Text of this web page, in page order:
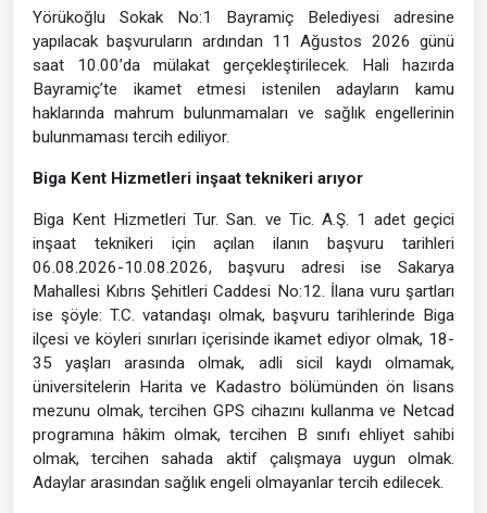
Yörükoğlu Sokak No:1 Bayramiç Belediyesi adresine
yapılacak başvuruların ardından 11 Ağustos 2026 günü
saat 10.00’da mülakat gerçekleştirilecek. Hali hazırda
Bayramiç’te ikamet etmesi istenilen adayların kamu
haklarında mahrum bulunmamaları ve sağlık engellerinin
bulunmaması tercih ediliyor.
Biga Kent Hizmetleri inşaat teknikeri arıyor
Biga Kent Hizmetleri Tur. San. ve Tic. A.Ş. 1 adet geçici
inşaat teknikeri için açılan ilanın başvuru tarihleri
06.08.2026-10.08.2026, başvuru adresi ise Sakarya
Mahallesi Kıbrıs Şehitleri Caddesi No:12. İlana vuru şartları
ise şöyle: T.C. vatandaşı olmak, başvuru tarihlerinde Biga
ilçesi ve köyleri sınırları içerisinde ikamet ediyor olmak, 18-
35 yaşları arasında olmak, adli sicil kaydı olmamak,
üniversitelerin Harita ve Kadastro bölümünden ön lisans
mezunu olmak, tercihen GPS cihazını kullanma ve Netcad
programına hâkim olmak, tercihen B sınıfı ehliyet sahibi
olmak, tercihen sahada aktif çalışmaya uygun olmak.
Adaylar arasından sağlık engeli olmayanlar tercih edilecek.